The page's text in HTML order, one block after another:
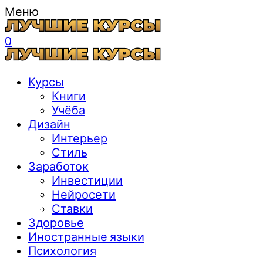
Меню
0
Курсы
Книги
Учёба
Дизайн
Интерьер
Стиль
Заработок
Инвестиции
Нейросети
Ставки
Здоровье
Иностранные языки
Психология